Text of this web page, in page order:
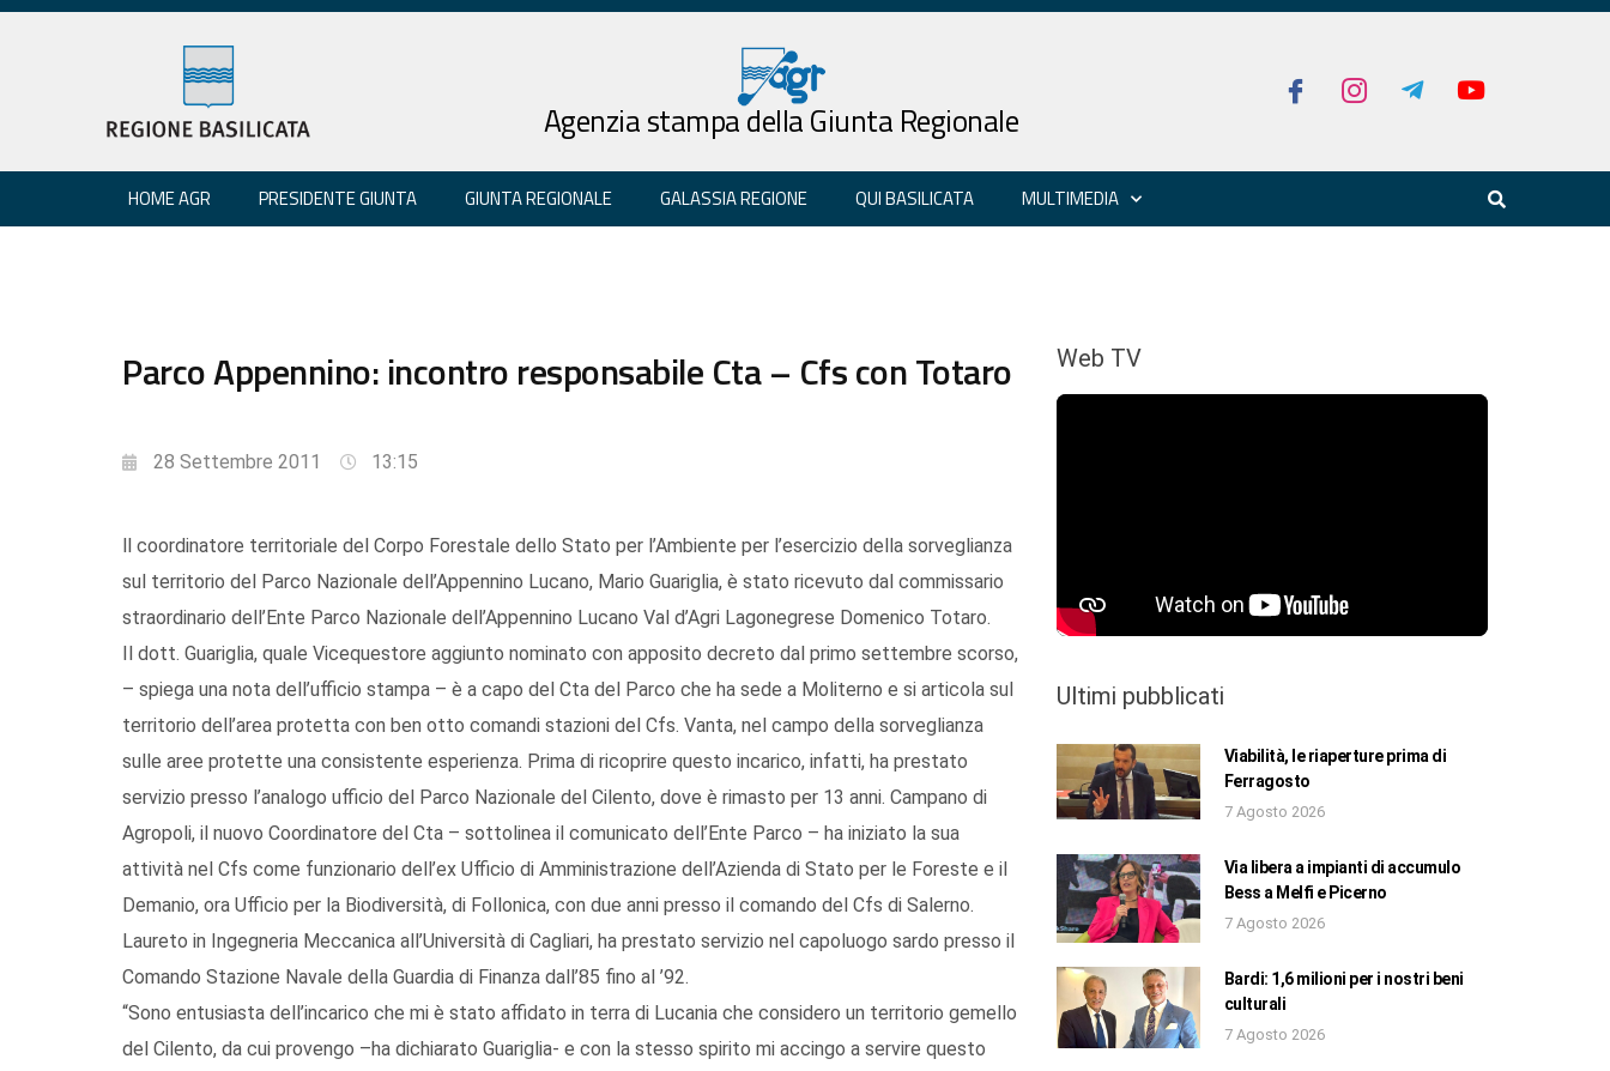
Agenzia stampa della Giunta Regionale
HOME AGR PRESIDENTE GIUNTA GIUNTA REGIONALE GALASSIA REGIONE QUI BASILICATA MULTIMEDIA
Parco Appennino: incontro responsabile Cta – Cfs con Totaro
28 Settembre 2011 13:15
ll coordinatore territoriale del Corpo Forestale dello Stato per l’Ambiente per l’esercizio della sorveglianza
sul territorio del Parco Nazionale dell’Appennino Lucano, Mario Guariglia, è stato ricevuto dal commissario
straordinario dell’Ente Parco Nazionale dell’Appennino Lucano Val d’Agri Lagonegrese Domenico Totaro.
Il dott. Guariglia, quale Vicequestore aggiunto nominato con apposito decreto dal primo settembre scorso,
– spiega una nota dell’ufficio stampa – è a capo del Cta del Parco che ha sede a Moliterno e si articola sul
territorio dell’area protetta con ben otto comandi stazioni del Cfs. Vanta, nel campo della sorveglianza
sulle aree protette una consistente esperienza. Prima di ricoprire questo incarico, infatti, ha prestato
servizio presso l’analogo ufficio del Parco Nazionale del Cilento, dove è rimasto per 13 anni. Campano di
Agropoli, il nuovo Coordinatore del Cta – sottolinea il comunicato dell’Ente Parco – ha iniziato la sua
attività nel Cfs come funzionario dell’ex Ufficio di Amministrazione dell’Azienda di Stato per le Foreste e il
Demanio, ora Ufficio per la Biodiversità, di Follonica, con due anni presso il comando del Cfs di Salerno.
Laureto in Ingegneria Meccanica all’Università di Cagliari, ha prestato servizio nel capoluogo sardo presso il
Comando Stazione Navale della Guardia di Finanza dall’85 fino al ’92.
“Sono entusiasta dell’incarico che mi è stato affidato in terra di Lucania che considero un territorio gemello
del Cilento, da cui provengo –ha dichiarato Guariglia- e con la stesso spirito mi accingo a servire questo
Web TV
Ultimi pubblicati
Viabilità, le riaperture prima di
Ferragosto
7 Agosto 2026
Via libera a impianti di accumulo
Bess a Melfi e Picerno
7 Agosto 2026
Bardi: 1,6 milioni per i nostri beni
culturali
7 Agosto 2026